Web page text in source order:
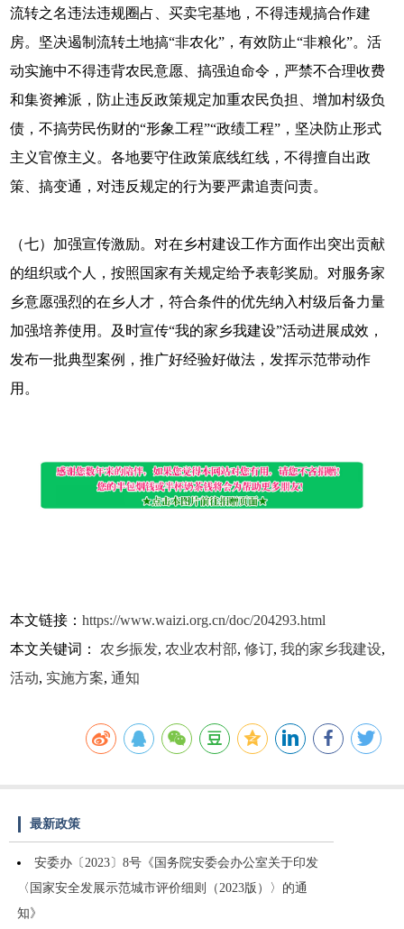
流转之名违法违规圈占、买卖宅基地，不得违规搞合作建
房。坚决遏制流转土地搞“非农化”，有效防止“非粮化”。活
动实施中不得违背农民意愿、搞强迫命令，严禁不合理收费
和集资摊派，防止违反政策规定加重农民负担、增加村级负
债，不搞劳民伤财的“形象工程”“政绩工程”，坚决防止形式
主义官僚主义。各地要守住政策底线红线，不得擅自出政
策、搞变通，对违反规定的行为要严肃追责问责。
（七）加强宣传激励。对在乡村建设工作方面作出突出贡献
的组织或个人，按照国家有关规定给予表彰奖励。对服务家
乡意愿强烈的在乡人才，符合条件的优先纳入村级后备力量
加强培养使用。及时宣传“我的家乡我建设”活动进展成效，
发布一批典型案例，推广好经验好做法，发挥示范带动作
用。
本文链接：https://www.waizi.org.cn/doc/204293.html
本文关键词：农乡振发,农业农村部,修订,我的家乡我建设,
活动, 实施方案,通知
最新政策
安委办〔2023〕8号《国务院安委会办公室关于印发
〈国家安全发展示范城市评价细则（2023版）〉的通
知》